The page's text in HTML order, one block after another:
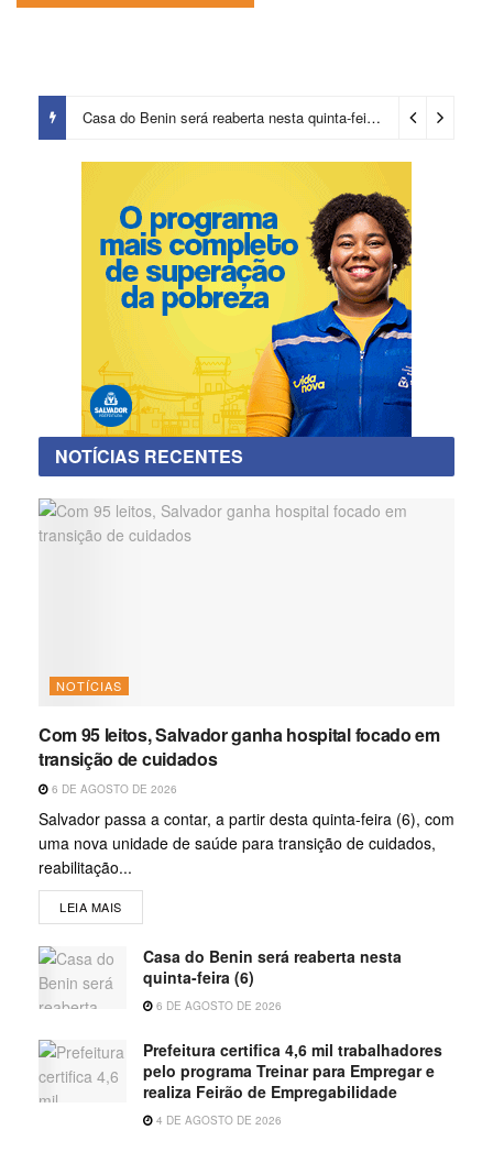
Casa do Benin será reaberta nesta quinta-feira (6) 2 dias ago
NOTÍCIAS RECENTES
NOTÍCIAS
Com 95 leitos, Salvador ganha hospital focado em
transição de cuidados
6 DE AGOSTO DE 2026
Salvador passa a contar, a partir desta quinta-feira (6), com
uma nova unidade de saúde para transição de cuidados,
reabilitação...
LEIA MAIS
Casa do Benin será reaberta nesta
quinta-feira (6)
6 DE AGOSTO DE 2026
Prefeitura certifica 4,6 mil trabalhadores
pelo programa Treinar para Empregar e
realiza Feirão de Empregabilidade
4 DE AGOSTO DE 2026